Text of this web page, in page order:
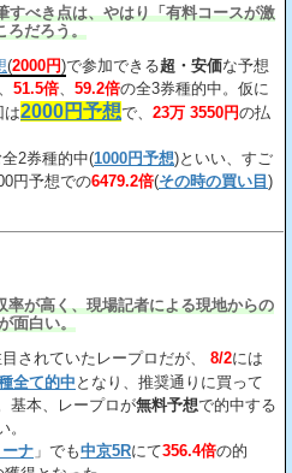
すべき点は、やはり「有料コースが激
だろう。
(2000円)で参加できる超・安価な予想
51.5倍 59.2倍の全3券種的中。仮に
は2000円予想で、 23万 3550円の払
2券種的中(1000円予想)といい、すご
円予想での6479.2倍(その時の買い目)
率が高く、現場記者による現地からの
面白い。
目されていたレープロだが、 8/2には
全て的中 となり、推奨通りに買って
基本、レープロが無料予想で的中する
ナ 」でも中京5Rにて356.4倍の的